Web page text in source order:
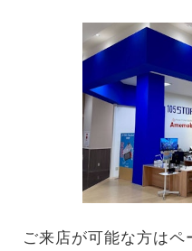
ご来店が可能な方はペ